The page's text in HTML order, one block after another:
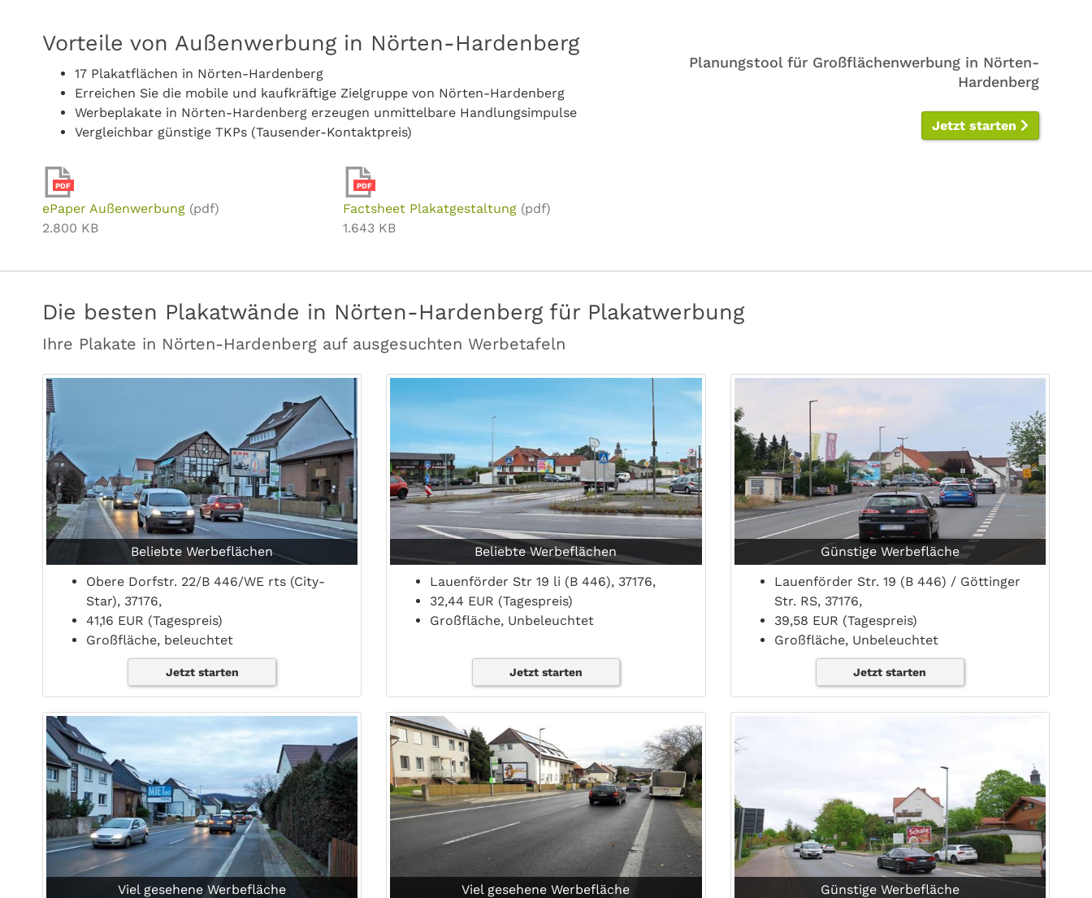
Vorteile von Außenwerbung in Nörten-Hardenberg
17 Plakatflächen in Nörten-Hardenberg
Erreichen Sie die mobile und kaufkräftige Zielgruppe von Nörten-Hardenberg
Werbeplakate in Nörten-Hardenberg erzeugen unmittelbare Handlungsimpulse
Vergleichbar günstige TKPs (Tausender-Kontaktpreis)
PDF
ePaper Außenwerbung (pdf)
2.800 KB
PDF
Factsheet Plakatgestaltung (pdf)
1.643 KB
Planungstool für Großflächenwerbung in Nörten-
Hardenberg
Jetzt starten
Die besten Plakatwände in Nörten-Hardenberg für Plakatwerbung
Ihre Plakate in Nörten-Hardenberg auf ausgesuchten Werbetafeln
Beliebte Werbeflächen
Obere Dorfstr. 22/B 446/WE rts (City-
Star), 37176,
41,16 EUR (Tagespreis)
Großfläche, beleuchtet
Jetzt starten
Beliebte Werbeflächen
Lauenförder Str 19 li (B 446), 37176,
32,44 EUR (Tagespreis)
Großfläche, Unbeleuchtet
Jetzt starten
Günstige Werbefläche
Lauenförder Str. 19 (B 446) / Göttinger
Str. RS, 37176,
39,58 EUR (Tagespreis)
Großfläche, Unbeleuchtet
Jetzt starten
Viel gesehene Werbefläche
Viel gesehene Werbefläche
Günstige Werbefläche